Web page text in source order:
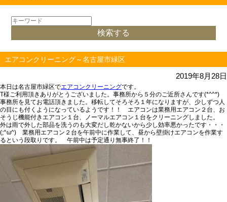
エアコンクリーニング～名古屋市緑区
2019年8月28日
本日は名古屋市緑区でエアコンクリーニングです。
T様ご利用頂きありがとうございました。事務所から５分のご近所さんです(*^^*)
事務所を見てお電話頂きました。移転してそろそろ１年になりますが、少しずつ人
の目にも付くようになっているようです！！ エアコンは業務用エアコン２台、お
そうじ機能付きエアコン１台、ノーマルエアコン１台をクリーニングしました。
外は雨で外した部品を洗うのも大変だし乾かないから少し効率悪かったです・・・
(;^ω^) 業務用エアコン２台を午前中に作業して、昼から壁掛けエアコンを作業す
るという段取りです。 午前中は予定通り無事終了！！